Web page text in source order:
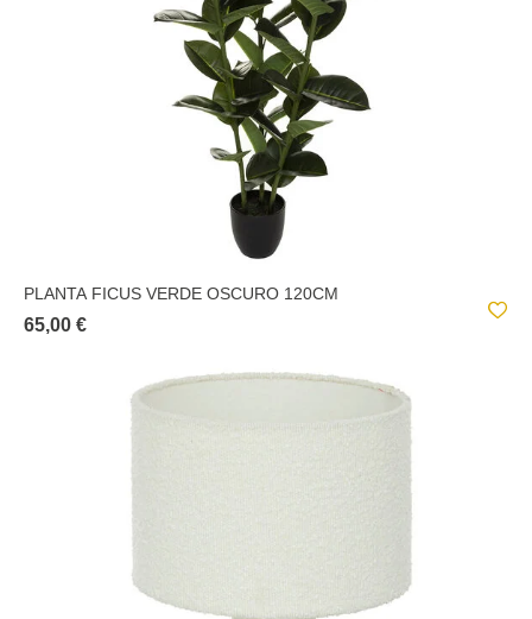
PLANTA FICUS VERDE OSCURO 120CM
65,00 €